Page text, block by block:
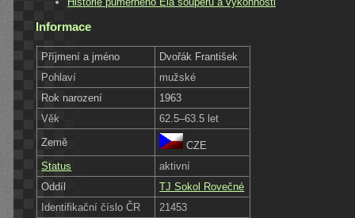
Informace
Příjmení a jméno
Dvořák František
Pohlaví
mužské
Rok narození
1963
Věk
62.5–63.5 let
Země
CZE
Status
aktivní
Oddíl
TJ Sokol Rovečné
Identifikační číslo ČR
21453